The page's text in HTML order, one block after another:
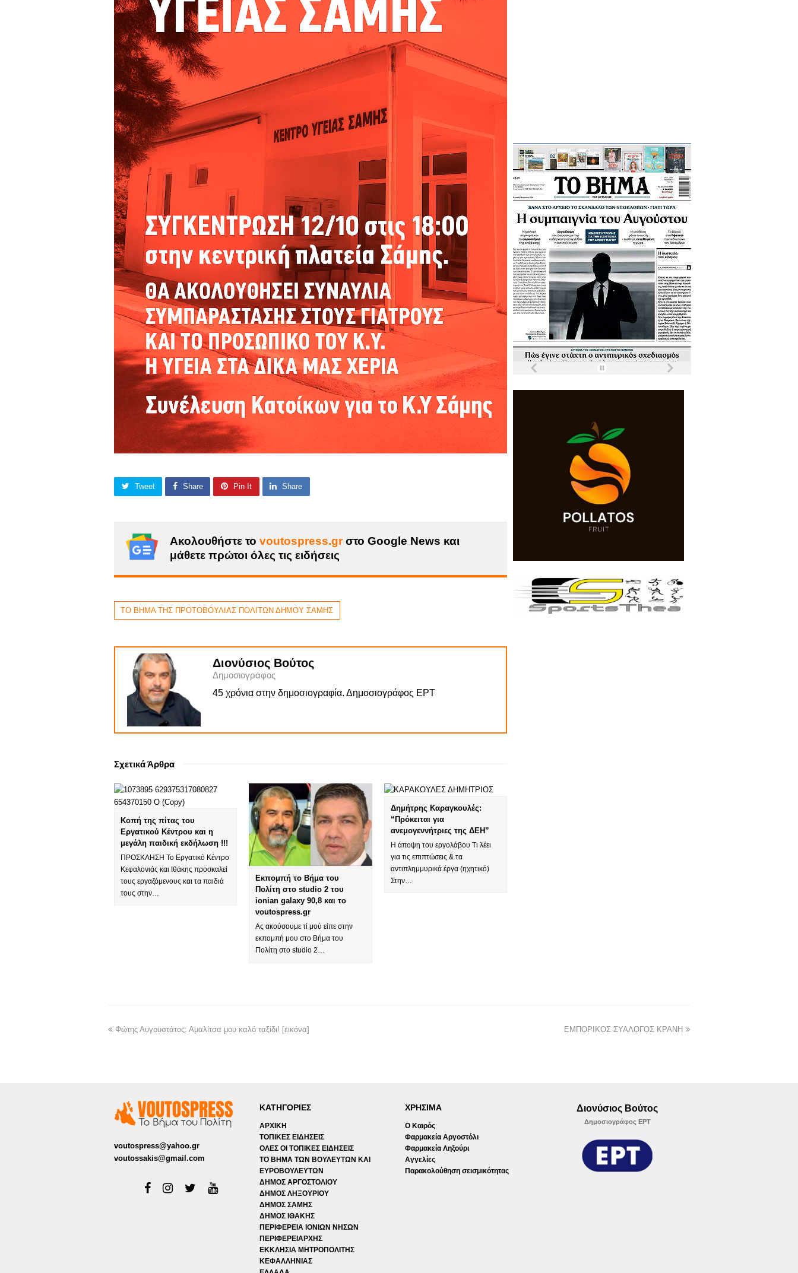
Tweet Share Pin It Share
Ακολουθήστε τοvoutospress.grστο Google News και
μάθετε πρώτοι όλες τις ειδήσεις
ΤΟ ΒΗΜΑ ΤΗΣ ΠΡΟΤΟΒΟΥΛΙΑΣ ΠΟΛΙΤΩΝ ΔΗΜΟΥ ΣΑΜΗΣ
Διονύσιος Βούτος
Δημοσιογράφος
45 χρόνια στην δημοσιογραφία. Δημοσιογράφος ΕΡΤ
Σχετικά Άρθρα
Κοπή της πίτας του
Εργατικού Κέντρου και η
μεγάλη παιδική εκδήλωση !!!
ΠΡΟΣΚΛΗΣΗ Το Εργατικό Κέντρο
Κεφαλονιάς και Ιθάκης προσκαλεί
τους εργαζόμενους και τα παιδιά
τους στην…
Εκπομπή το Βήμα του
Πολίτη στο studio 2 του
ionian galaxy 90,8 και το
voutospress.gr
Ας ακούσουμε τί μού είπε στην
εκπομπή μου στο Βήμα του
Πολίτη στο studio 2…
Δημήτρης Καραγκουλές:
“Πρόκειται για
ανεμογεννήτριες της ΔΕΗ”
Η άποψη του εργολάβου Τι λέει
για τις επιπτώσεις & τα
αντιπλημμυρικά έργα (ηχητικό)
Στην…
Φώτης Αυγουστάτος: Αμαλίτσα μου καλό ταξίδι! [εικόνα] ΕΜΠΟΡΙΚΟΣ ΣΥΛΛΟΓΟΣ ΚΡΑΝΗ
voutospress@yahoo.gr
voutossakis@gmail.com
ΚΑΤΗΓΟΡΙΕΣ
ΑΡΧΙΚΗ
ΤΟΠΙΚΕΣ ΕΙΔΗΣΕΙΣ
ΟΛΕΣ ΟΙ ΤΟΠΙΚΕΣ ΕΙΔΗΣΕΙΣ
ΤΟ ΒΗΜΑ ΤΩΝ ΒΟΥΛΕΥΤΩΝ ΚΑΙ
ΕΥΡΟΒΟΥΛΕΥΤΩΝ
ΔΗΜΟΣ ΑΡΓΟΣΤΟΛΙΟΥ
ΔΗΜΟΣ ΛΗΞΟΥΡΙΟΥ
ΔΗΜΟΣ ΣΑΜΗΣ
ΔΗΜΟΣ ΙΘΑΚΗΣ
ΠΕΡΙΦΕΡΕΙΑ ΙΟΝΙΩΝ ΝΗΣΩΝ
ΠΕΡΙΦΕΡΕΙΑΡΧΗΣ
ΕΚΚΛΗΣΙΑ ΜΗΤΡΟΠΟΛΙΤΗΣ
ΚΕΦΑΛΛΗΝΙΑΣ
ΧΡΗΣΙΜΑ
Ο Καιρός
Φαρμακεία Αργοστόλι
Φαρμακεία Ληξούρι
Αγγελίες
Παρακολούθηση σεισμικότητας
Διονύσιος Βούτος
Δημοσιογράφος ΕΡΤ